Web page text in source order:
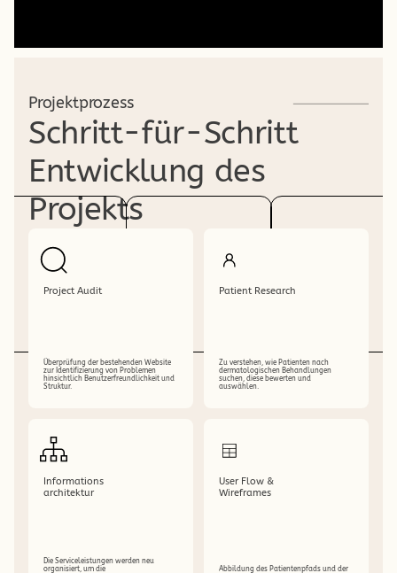
Projektprozess
Schritt-für-Schritt
Entwicklung des
Projekts
Project Audit
Überprüfung der bestehenden Website
zur Identifizierung von Problemen
hinsichtlich Benutzerfreundlichkeit und
Struktur.
Patient Research
Zu verstehen, wie Patienten nach
dermatologischen Behandlungen
suchen, diese bewerten und
auswählen.
Informations
architektur
Die Serviceleistungen werden neu
organisiert, um die
User Flow &
Wireframes
Abbildung des Patientenpfads und der